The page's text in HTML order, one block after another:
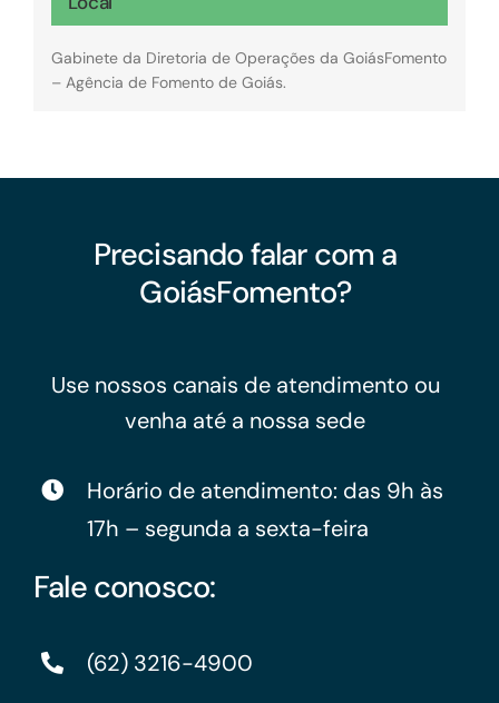
Gabinete da Diretoria de Operações da GoiásFomento
– Agência de Fomento de Goiás.
Precisando falar com a
GoiásFomento?
Use nossos canais de atendimento ou
venha até a nossa sede
Horário de atendimento: das 9h às
17h – segunda a sexta-feira
Fale conosco:
(62) 3216-4900